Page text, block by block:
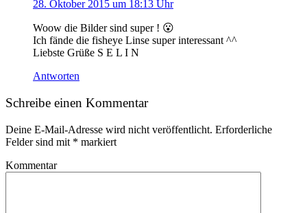
28. Oktober 2015 um 18:13 Uhr
Woow die Bilder sind super ! 😮
Ich fände die fisheye Linse super interessant ^^
Liebste Grüße S E L I N
Antworten
Schreibe einen Kommentar
Deine E-Mail-Adresse wird nicht veröffentlicht. Erforderliche
Felder sind mit * markiert
Kommentar